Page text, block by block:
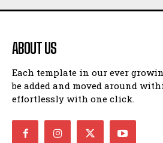
ABOUT US
Each template in our ever
be added and moved around
effortlessly with one click.